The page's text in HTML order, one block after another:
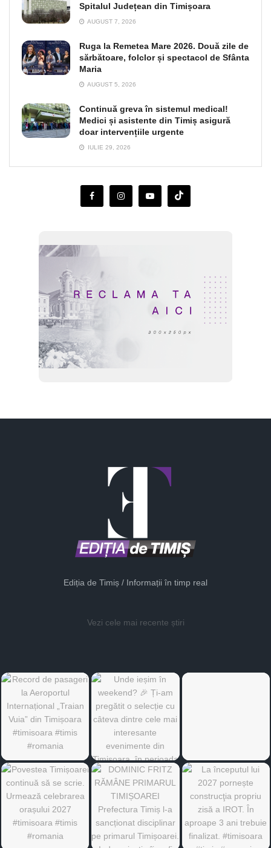
Spitalul Județean din Timișoara
AUGUST 7, 2026
Ruga la Remetea Mare 2026. Două zile de
sărbătoare, folclor și spectacol de Sfânta
Maria
AUGUST 5, 2026
Continuă greva în sistemul medical!
Medici și asistente din Timiș asigură
doar intervențiile urgente
IULIE 29, 2026
Ediția de Timiș / Informații în timp real
Vezi cele mai recente știri